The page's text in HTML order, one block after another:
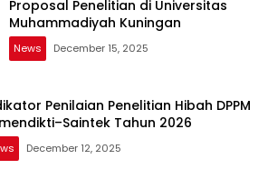
Proposal Penelitian di Universitas
Muhammadiyah Kuningan
News December 15, 2025
Penilaian Penelitian Hibah DPPM
Tahun 2026
December 12, 2025